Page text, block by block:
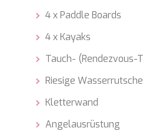
4 x Paddle Boards
4 x Kayaks
Tauch- (Rendezvous-
Riesige Wasserrutsche
Kletterwand
Angelausrüstung